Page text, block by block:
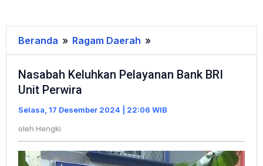
Beranda » Ragam Daerah »
Keluhkan
Pelayanan
BRI
Perwira
Nasabah Keluhkan Pelayanan Bank BRI
Unit Perwira
Selasa, 17 Desember 2024 | 22:06 WIB
oleh Hengki